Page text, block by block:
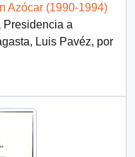
Azócar (1990-1994)
Presidencia a
Luis Pavéz, por